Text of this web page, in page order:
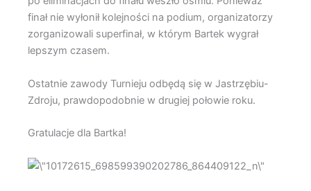
finał nie wyłonił kolejności na podium, organizatorzy
zorganizowali superfinał, w którym Bartek wygrał
lepszym czasem.
Ostatnie zawody Turnieju odbędą się w Jastrzębiu-
Zdroju, prawdopodobnie w drugiej połowie roku.
Gratulacje dla Bartka!